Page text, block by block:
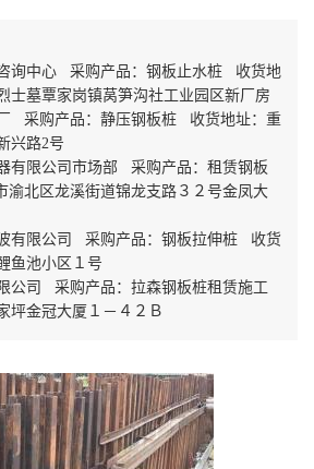
询中心 采购产品：钢板止水桩 收货地
士墓覃家岗镇莴笋沟社工业园区新厂房
采购产品：静压钢板桩 收货地址：重
兴路2号
有限公司市场部 采购产品：租赁钢板
北区龙溪街道锦龙支路３２号金凤大
有限公司 采购产品：钢板拉伸桩 收货
鱼池小区１号
公司 采购产品：拉森钢板桩租赁施工
坪金冠大厦１－４２Ｂ